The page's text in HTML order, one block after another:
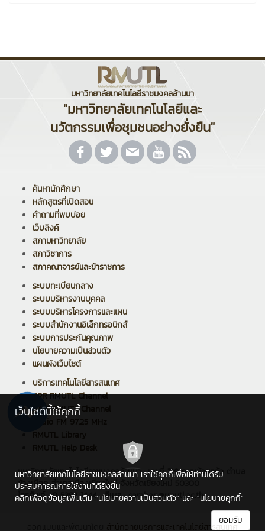
มหาวิทยาลัยเทคโนโลยีราชมงคลล้านนา
"มหาวิทยาลัยเทคโนโลยีและ
นวัตกรรมเพื่อชุมชนอย่างยั่งยืน"
ค้นหานักศึกษา
หลักสูตรที่เปิดสอน
คำถามที่พบบ่อย
เว็บลิงค์
สภามหาวิทยาลัย
สภาวิชาการ
สภาคณาจารย์และข้าราชการ
ระบบทะเบียนกลาง
ระบบบริหารงานบุคคล
ระบบบริหารโครงการและแผน
ระบบสำนักงานอิเล็กทรอนิกส์
ระบบการประกันคุณภาพ
นโยบายความเป็นส่วนตัว
แผนผังเว็บไซต์
บริการเทคโนโลยีสารสนเทศ
PPR RMUTL Channel
ARIT RMUTL Channel
Radio FM 97.25 MHz
มหาวิทยาลัยเทคโนโลยีราชมงคลล้านนา : เลขที่ 128 ถนนห้วยแก้ว ตำบล
ช้างเผือก อำเภอเมืองเชียงใหม่ จังหวัดเชียงใหม่ 50300
โทรศัพท์ : 0 5392 1444 , อีเมล : saraban@rmutl.ac.th
เว็บไซต์นี้ใช้คุกกี้
มหาวิทยาลัยเทคโนโลยีราชมงคลล้านนา เราใช้คุกกี้เพื่อให้ท่านได้รับ
ประสบการณ์การใช้งานที่ดียิ่งขึ้น
คลิกเพื่อดูข้อมูลเพิ่มเติม "นโยบายความเป็นส่วนตัว" และ "นโยบายคุกกี้"
ยอมรับ
สำนักวิทยบริการและเทคโนโลยีสารสนเทศ